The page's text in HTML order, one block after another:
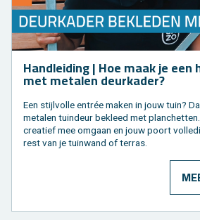
Hand­lei­ding | Hoe maak je
met me­ta­len deur­ka­der?
Een stijl­vol­le entrée maken in jouw tuin?
me­ta­len tuin­deur be­kleed met
cre­a­tief mee om­gaan en jouw poort
rest van je tuin­wand of ter­ras.